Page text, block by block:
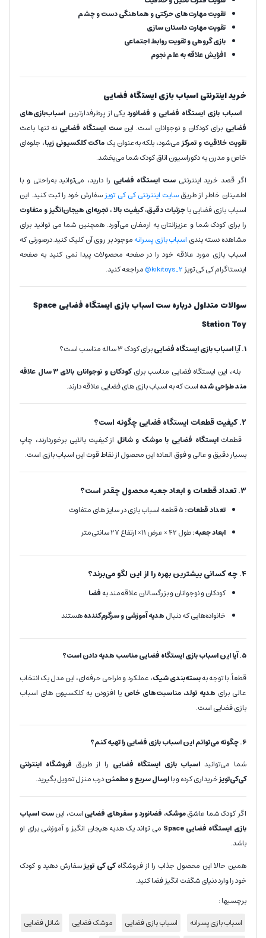
تقویت مهارت‌های حرکتی و هماهنگی دست و چشم
تقویت مهارت داستان سازی
بازی گروهی و تقویت روابط اجتماعی
افزایش علاقه به علم نجوم
خرید اینترنتی اسباب بازی ایستگاه فضایی
اسباب بازی ایستگاه فضایی و فضانوردیکی از پرطرفدارترین اسباب‌بازی‌های
فضایی برای کودکان و نوجوانان است. اینست ایستگاه فضایینه تنها باعث
تقویت خلاقیت و تمرکزمی‌شود، بلکه به‌عنوان یکماکت کلکسیونی زیبا، جلوه‌ای
خاص و مدرن به دکوراسیون اتاق کودک شما می‌بخشد.
اگر قصد خرید اینترنتیست ایستگاه فضایی را دارید، می‌توانید به‌راحتی و با
اطمینان خاطر از طریقسایت اینترنتی کی کی تویزسفارش خود را ثبت کنید. این
اسباب بازی فضایی باجزئیات دقیق، کیفیت بالا،تجربه‌ای هیجان‌انگیز و متفاوت
را برای کودک شما و عزیزانتان به ارمغان می‌آورد. همچنین شما می توانید برای
مشاهده دسته بندی اسباب بازی پسرانهموجود بر روی آن کلیک کنید.درصورتی که
اسباب بازی مورد علاقه خود را در صفحه محصولات پیدا نمی کنید به صفحه
اینستاگرام کی کی تویزkikitoys_2@ مراجعه کنید.
سوالات متداولدرباره
ست اسباب بازی ایستگاه فضایی Space
Station Toy
1. آیااسباب بازی ایستگاه فضاییبرای کودک 3 ساله مناسب است؟
بله، این ایستگاه فضایی مناسب برایکودکان و
نوجوانان بالای 3 سال علاقه
مند طراحی شدهاست که به اسباب بازی های فضایی علاقه دارند.
2. کیفیت قطعات ایستگاه فضایی چگونه است؟
قطعاتایستگاه فضایی با موشک و شاتل از کیفیت بالایی برخوردارند، چاپ
بسیار دقیق و عالی و فوق العاده این محصول از نقاط قوت این اسباب بازی است.
3. تعداد قطعات و ابعاد جعبه محصول چقدر است؟
تعداد قطعات:
ابعاد جعبه:طول 42 × عرض 11× ارتفاع 27 سانتی‌متر
4. چه کسانی بیشترین بهره را از این لگو می‌برند؟
کودکان و نوجوانان و بزرگسالان علاقه‌مند بهفضا
خانواده‌هایی که دنبالهدیه آموزشی و سرگرم‌کنندههستند
5. آیا این اسباب بازی ایستگاه فضایی مناسب هدیه دادن است؟
قطعاً. با توجه بهبسته‌بندی شیک، عملکرد و طراحی حرفه‌ای، این مدل یک انتخاب
عالی برای هدیه تولد، مناسبت‌های خاص یا افزودن به کلکسیون های اسباب
بازی فضایی است.
6. چگونه می‌توانم این اسباب بازی فضایی را تهیه کنم؟
شما می‌توانید اسباب بازی ایستگاه فضایی را از طریق فروشگاه اینترنتی
کی‌کی‌تویزخریداری کرده و باارسال سریع و مطمئندرب منزل تحویل بگیرید.
اگر کودک شما عاشقموشک، فضانورد و سفرهای فضاییاست، اینست اسباب
بازی ایستگاه فضایی Space
می تواند یک هدیه هیجان انگیز و آموزشی برای او
باشد.
همین حالا این محصول جذاب را از فروشگاهکی کی تویزسفارش دهید و کودک
خود را وارد دنیای شگفت انگیز فضا کنید.
برچسبها :
اسباب بازی پسرانه
اسباب بازی فضایی موشک فضایی
شاتل فضایی